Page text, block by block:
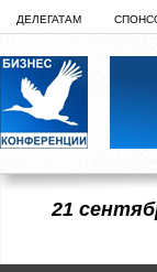
ДЕЛЕГАТАМ
21